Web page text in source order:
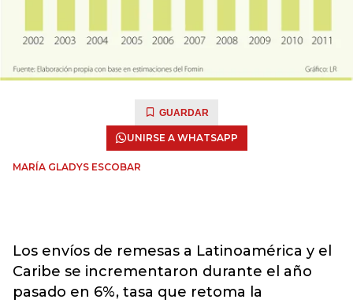
GUARDAR
UNIRSE A WHATSAPP
MARÍA GLADYS ESCOBAR
Los envíos de remesas a Latinoamérica y el
Caribe se incrementaron durante el año
pasado en 6%, tasa que retoma la